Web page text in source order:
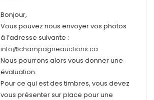
Bonjour,
Vous pouvez nous envoyer vos photos
à l’adresse suivante :
info@champagneauctions.ca
Nous pourrons alors vous donner une
évaluation.
Pour ce qui est des timbres, vous devez
vous présenter sur place pour une